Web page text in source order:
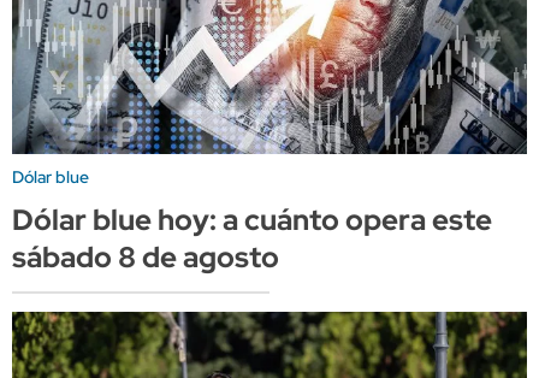
Dólar blue
Dólar blue hoy: a cuánto opera este
sábado 8 de agosto